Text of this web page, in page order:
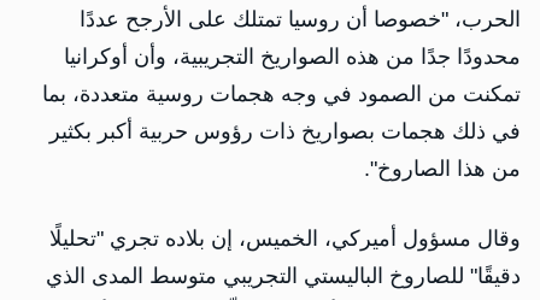
الحرب، "خصوصا أن روسيا تمتلك على الأرجح عددًا
محدودًا جدًا من هذه الصواريخ التجريبية، وأن أوكرانيا
تمكنت من الصمود في وجه هجمات روسية متعددة، بما
في ذلك هجمات بصواريخ ذات رؤوس حربية أكبر بكثير
من هذا الصاروخ".
وقال مسؤول أميركي، الخميس، إن بلاده تجري "تحليلًا
دقيقًا" للصاروخ الباليستي التجريبي متوسط المدى الذي